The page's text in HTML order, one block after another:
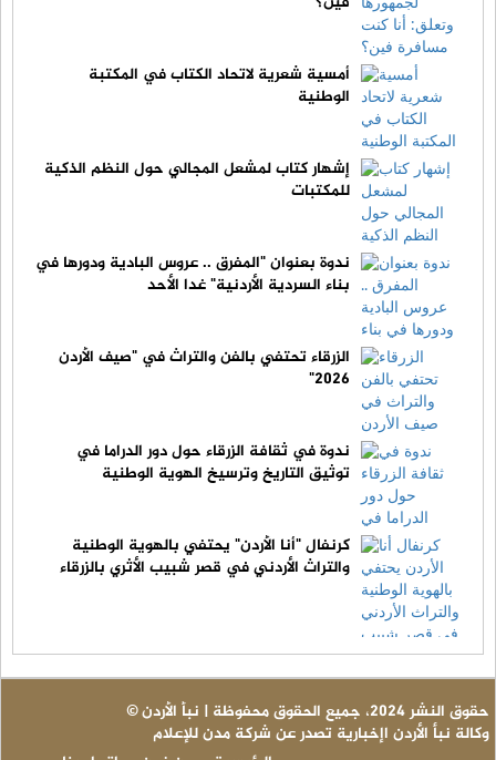
أمسية شعرية لاتحاد الكتاب في المكتبة
الوطنية
إشهار كتاب لمشعل المجالي حول النظم الذكية
للمكتبات
ندوة بعنوان "المفرق .. عروس البادية ودورها في
بناء السردية الأردنية" غدا الأحد
الزرقاء تحتفي بالفن والتراث في "صيف الأردن
2026"
ندوة في ثقافة الزرقاء حول دور الدراما في
توثيق التاريخ وترسيخ الهوية الوطنية
كرنفال "أنا الأردن" يحتفي بالهوية الوطنية
والتراث الأردني في قصر شبيب الأثري بالزرقاء
© حقوق النشر 2024، جميع الحقوق محفوظة | نبأ الأردن
وكالة نبأ الأردن اإخبارية تصدر عن شركة مدن للإعلام